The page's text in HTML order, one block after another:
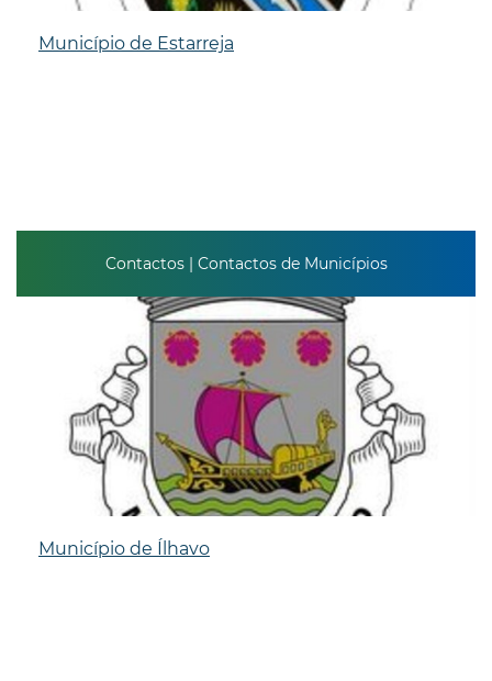
Município de Estarreja
Contactos | Contactos de Municípios
Município de Ílhavo